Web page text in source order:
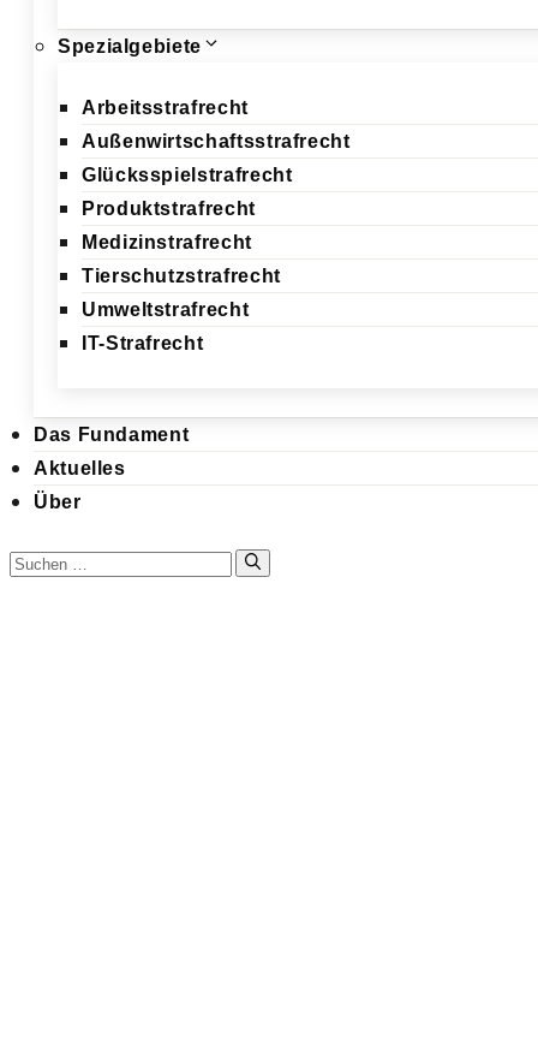
Spezialgebiete
Arbeitsstrafrecht
Außenwirtschaftsstrafrecht
Glücksspielstrafrecht
Produktstrafrecht
Medizinstrafrecht
Tierschutzstrafrecht
Umweltstrafrecht
IT-Strafrecht
Das Fundament
Aktuelles
Über
Suchen